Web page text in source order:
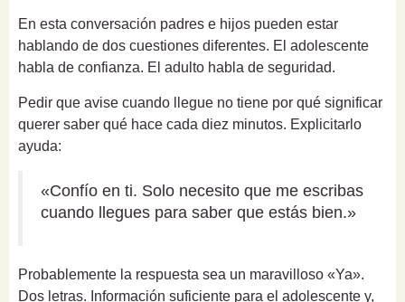
En esta conversación padres e hijos pueden estar
hablando de dos cuestiones diferentes. El adolescente
habla de confianza. El adulto habla de seguridad.
Pedir que avise cuando llegue no tiene por qué significar
querer saber qué hace cada diez minutos. Explicitarlo
ayuda:
«Confío en ti. Solo necesito que me escribas
cuando llegues para saber que estás bien.»
Probablemente la respuesta sea un maravilloso «Ya».
Dos letras. Información suficiente para el adolescente y,